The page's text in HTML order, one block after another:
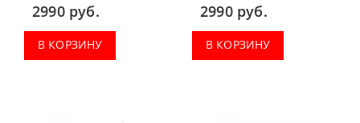
приобрести в
комплектации:
водительский коврик,
2990 руб.
В КОРЗИНУ
приобрести в
комплектации:
водительский коврик,
2990 руб.
В КОРЗИНУ